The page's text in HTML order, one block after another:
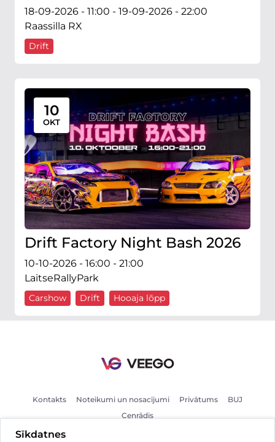
18-09-2026 - 11:00 - 19-09-2026 - 22:00
Raassilla RX
Drift
10
OKT
Drift Factory Night Bash 2026
10-10-2026 - 16:00 - 21:00
LaitseRallyPark
Carshow Drift Hooaja lõpp
Sīkdatnes
Kontakts Noteikumi un nosacījumi Privātums
BUJ
Cenrādis